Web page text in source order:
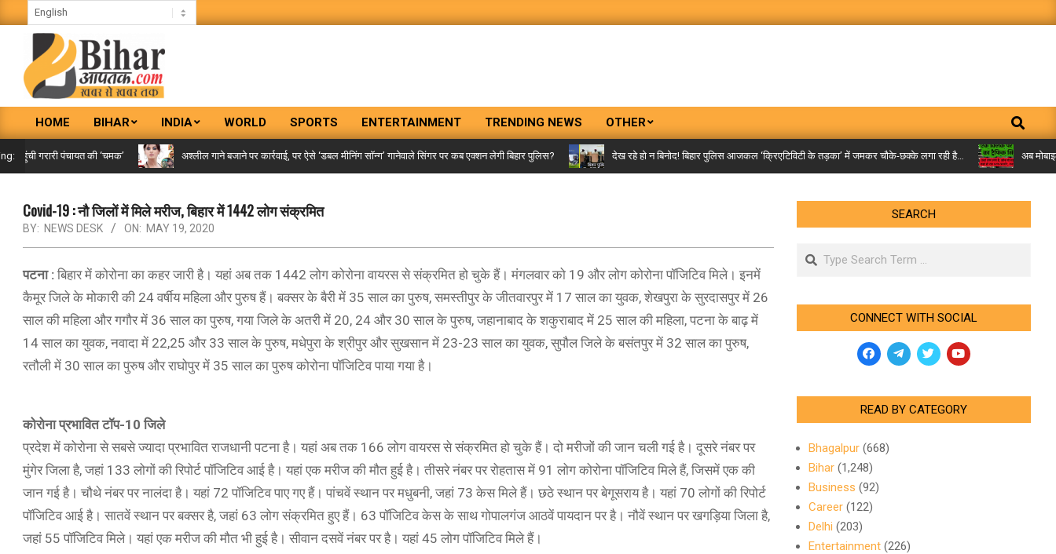
to
BIHAR
AAPTAK
Primary
Navigation
Menu
HOME BIHAR INDIA WORLD SPORTS ENTERTAINMENT TRENDING NEWS OTHER Search
गरारी पंचायत की ‘चमक’ अश्लील गाने बजाने पर कार्रवाई, पर ऐसे ‘डबल मीनिंग सॉन्ग’ गानेवाले सिंगर पर कब एक्शन लेगी बिहार पुलिस? देख रहे हो न बिनोद! बिहार पुलिस आजकल ‘क्रिएटिविटी के तड़का’ में जमकर चौके-छक्के लगा रही है… अब मोबाइल
Covid-19 : नौ जिलों में मिले मरीज, बिहार में 1442 लोग संक्रमित
BY: NEWS DESK ON: MAY 19, 2020
पटना : बिहार में कोरोना का कहर जारी है। यहां अब तक 1442 लोग कोरोना वायरस से संक्रमित हो चुके हैं। मंगलवार को 19 और लोग कोरोना पॉजिटिव मिले। इनमें
कैमूर जिले के मोकारी की 24 वर्षीय महिला और पुरुष हैं। बक्सर के बैरी में 35 साल का पुरुष, समस्तीपुर के जीतवारपुर में 17 साल का युवक, शेखपुरा के सुरदासपुर में 26
साल की महिला और गगौर में 36 साल का पुरुष, गया जिले के अतरी में 20, 24 और 30 साल के पुरुष, जहानाबाद के शकुराबाद में 25 साल की महिला, पटना के बाढ़ में
14 साल का युवक, नवादा में 22,25 और 33 साल के पुरुष, मधेपुरा के श्रीपुर और सुखसान में 23-23 साल का युवक, सुपौल जिले के बसंतपुर में 32 साल का पुरुष,
रतौली में 30 साल का पुरुष और राघोपुर में 35 साल का पुरुष कोरोना पॉजिटिव पाया गया है।
कोरोना प्रभावित टॉप-10 जिले
प्रदेश में कोरोना से सबसे ज्यादा प्रभावित राजधानी पटना है। यहां अब तक 166 लोग वायरस से संक्रमित हो चुके हैं। दो मरीजों की जान चली गई है। दूसरे नंबर पर
मुंगेर जिला है, जहां 133 लोगों की रिपोर्ट पॉजिटिव आई है। यहां एक मरीज की मौत हुई है। तीसरे नंबर पर रोहतास में 91 लोग कोरोना पॉजिटिव मिले हैं, जिसमें एक की
जान गई है। चौथे नंबर पर नालंदा है। यहां 72 पॉजिटिव पाए गए हैं। पांचवें स्थान पर मधुबनी, जहां 73 केस मिले हैं। छठे स्थान पर बेगूसराय है। यहां 70 लोगों की रिपोर्ट
पॉजिटिव आई है। सातवें स्थान पर बक्सर है, जहां 63 लोग संक्रमित हुए हैं। 63 पॉजिटिव केस के साथ गोपालगंज आठवें पायदान पर है। नौवें स्थान पर खगड़िया जिला है,
जहां 55 पॉजिटिव मिले। यहां एक मरीज की मौत भी हुई है। सीवान दसवें नंबर पर है। यहां 45 लोग पॉजिटिव मिले हैं।
SEARCH
Search
CONNECT WITH SOCIAL
READ BY CATEGORY
Bhagalpur(668)
Bihar(1,248)
Business (92)
Career(122)
Delhi (203)
Entertainment(226)